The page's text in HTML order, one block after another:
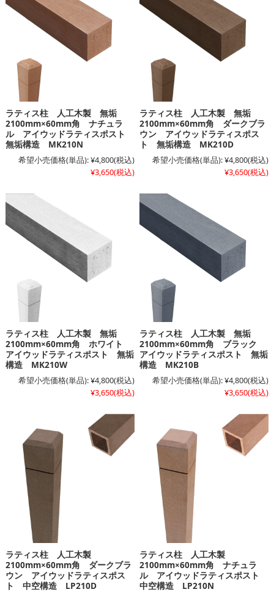
ラティス柱 人工木製 無垢
2100mm×60mm角 ナチュラ
ル アイウッドラティスポスト
無垢構造 MK210N
希望小売価格(単品):¥4,800(税込)
¥3,650(税込)
ラティス柱 人工木製 無垢
2100mm×60mm角 ダークブラ
ウン アイウッドラティスポス
ト 無垢構造 MK210D
希望小売価格(単品):¥4,800(税込)
¥3,650(税込)
ラティス柱 人工木製 無垢
2100mm×60mm角 ホワイト
アイウッドラティスポスト 無垢
構造 MK210W
希望小売価格(単品):¥4,800(税込)
¥3,650(税込)
ラティス柱 人工木製 無垢
2100mm×60mm角 ブラック
アイウッドラティスポスト 無垢
構造 MK210B
希望小売価格(単品):¥4,800(税込)
¥3,650(税込)
ラティス柱 人工木製
2100mm×60mm角 ダークブラ
ウン アイウッドラティスポス
ト 中空構造 LP210D
ラティス柱 人工木製
2100mm×60mm角 ナチュラ
ル アイウッドラティスポスト
中空構造 LP210N